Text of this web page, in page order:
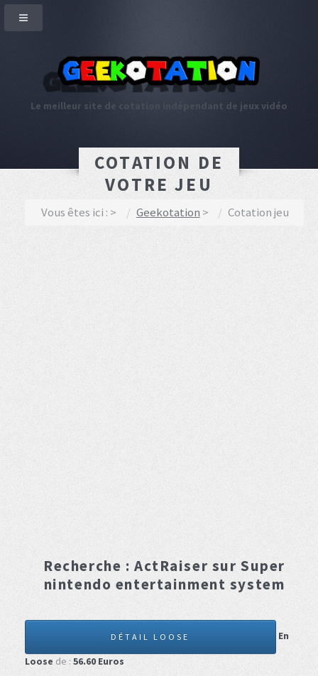
Le meilleur site de cotation indépendant de jeux vidéo
COTATION DE
VOTRE JEU
Vous êtes ici : Geekotation Cotation jeu
Recherche : ActRaiser sur Super
nintendo entertainment system
DÉTAIL LOOSE
En
Loose de : 56.60 Euros